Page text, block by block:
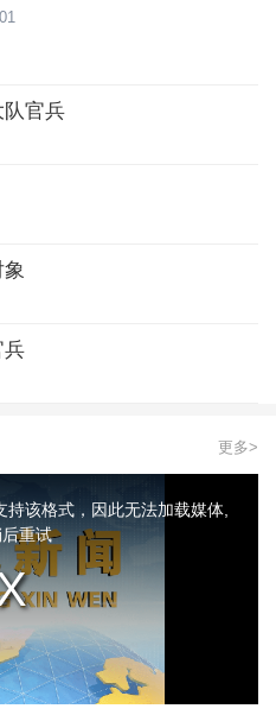
官兵
象
兵
更多>
该格式，因此无法加载媒体,
重试